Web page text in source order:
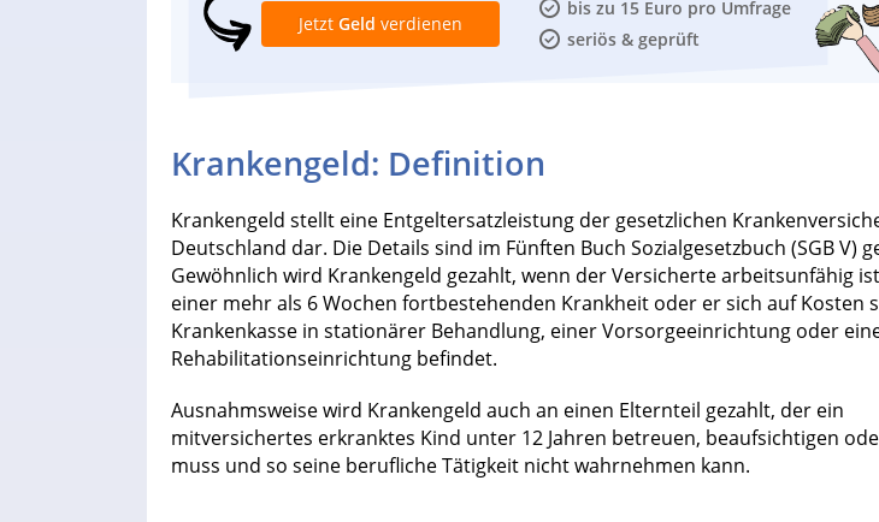
bis zu 15 Euro pro Umfrage
seriös & geprüft
Jetzt Geld verdienen
Krankengeld: Definition
Krankengeld stellt eine Entgeltersatzleistung der gesetzlichen
Deutschland dar. Die Details sind im Fünften Buch Sozialgesetzbuch (SGB V)
Gewöhnlich wird Krankengeld gezahlt, wenn der Versicherte arbeitsunfähig
einer mehr als 6 Wochen fortbestehenden Krankheit oder er sich auf Kosten
Krankenkasse in stationärer Behandlung, einer Vorsorgeeinrichtung oder
Rehabilitationseinrichtung befindet.
Ausnahmsweise wird Krankengeld auch an einen Elternteil gezahlt, der ein
mitversichertes erkranktes Kind unter 12 Jahren betreuen, beaufsichtigen
muss und so seine berufliche Tätigkeit nicht wahrnehmen kann.
Ihr Kind kam schwer